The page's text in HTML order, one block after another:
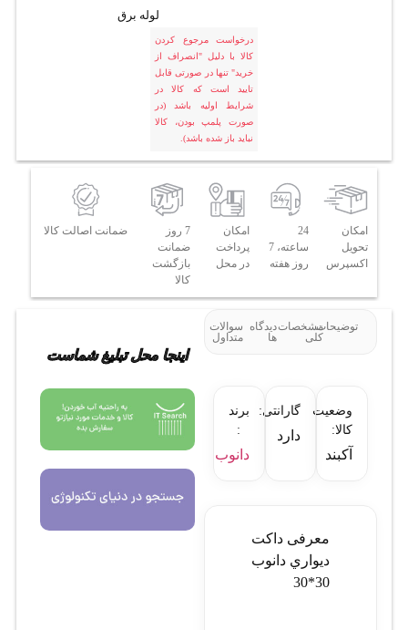
لوله برق
درخواست مرجوع کردن
کالا با دلیل "انصراف از
خرید" تنها در صورتی قابل
تایید است که کالا در
شرایط اولیه باشد (در
صورت پلمپ بودن، کالا
نباید باز شده باشد).
امکان
تحویل
اکسپرس
24
ساعته، 7
روز هفته
امکان
پرداخت
در محل
7 روز
ضمانت
بازگشت
کالا
ضمانت اصالت کالا
توضیحاتمشخصات
کلی
دیدگاه
ها
سوالات
متداول
وضعیت
کالا:
آکبند
گارانتی:
دارد
برند
:
دانوب
معرفی داکت
ديواري دانوب
30*30
اینجا محل تبلیغ شماست